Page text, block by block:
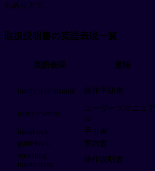
もあります。
取扱説明書の英語表現一覧
英語表現 意味
instruction manual 操作手順書
user's manual
ユーザーズマニュア
ル
handbook 手引書
guidebook
案内書
operating
instructions
操作説明書